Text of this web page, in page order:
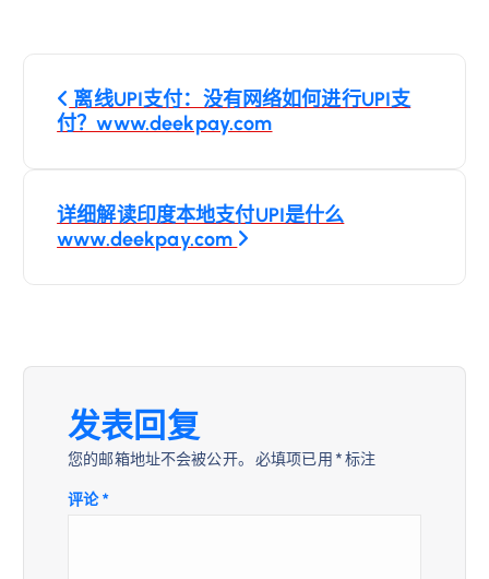
文
章
航
离线UPI支付：没有网络如何进行UPI支
付？www.deekpay.com
详细解读印度本地支付UPI是什么
www.deekpay.com
发表回复
您的邮箱地址不会被公开。 必填项已用 *标注
评论*